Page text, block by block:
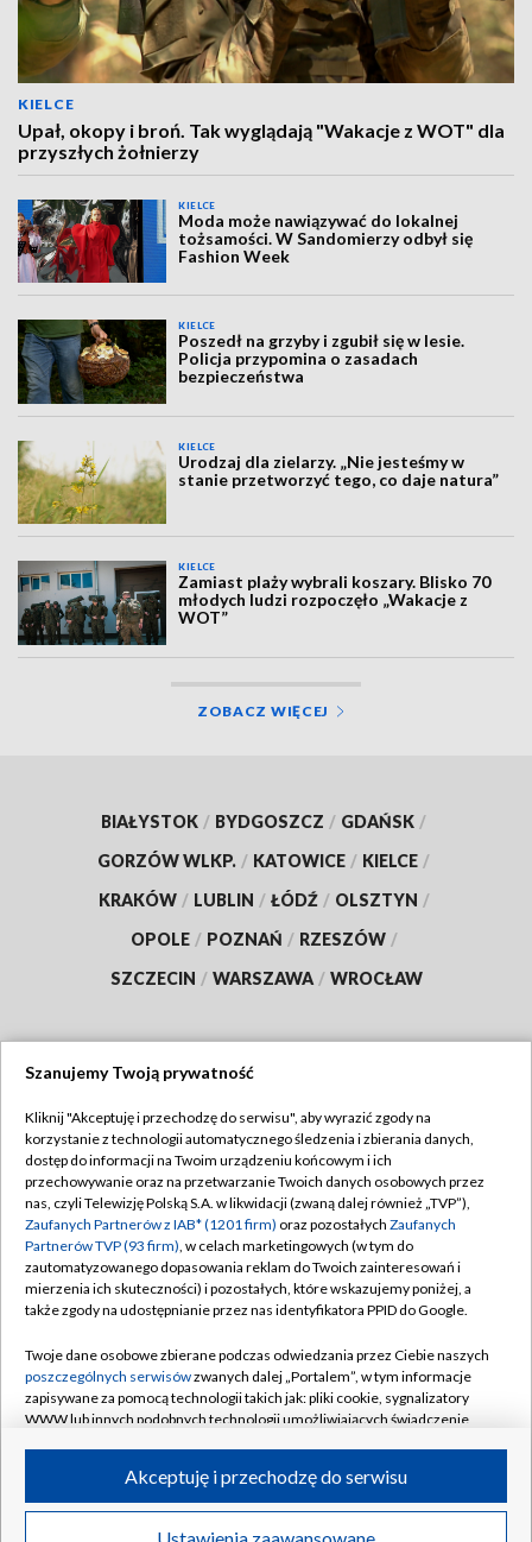
KIELCE
Upał, okopy i broń. Tak wyglądają "Wakacje z WOT" dla
przyszłych żołnierzy
KIELCE
Moda może nawiązywać do lokalnej
tożsamości. W Sandomierzy odbył się
Fashion Week
KIELCE
Poszedł na grzyby i zgubił się w lesie.
Policja przypomina o zasadach
bezpieczeństwa
KIELCE
Urodzaj dla zielarzy. „Nie jesteśmy w
stanie przetworzyć tego, co daje natura”
KIELCE
Zamiast plaży wybrali koszary. Blisko 70
młodych ludzi rozpoczęło „Wakacje z
WOT”
ZOBACZ WIĘCEJ
BIAŁYSTOK / BYDGOSZCZ / GDAŃSK /
GORZÓW WLKP. / KATOWICE / KIELCE /
KRAKÓW / LUBLIN / ŁÓDŹ / OLSZTYN /
OPOLE / POZNAŃ / RZESZÓW /
SZCZECIN / WARSZAWA / WROCŁAW
TVP
Abonament TVP
Emisja w TVP
Centrum informacji TVP
Naziemna Telewizja Cyfrowa
Rada Programowa
System NOS
Informacje o nadawcy
Program dla prasy
Regulamin TVP
Polityka prywatności
Moje zgody
Pomoc
Kontakt
Kanały
©2026 Telewizja Polska S.A. w likwidacji
Szanujemy Twoją prywatność
Kliknij "Akceptuję i przechodzę do serwisu", aby wyrazić zgody na
korzystanie z technologii automatycznego śledzenia i zbierania danych,
dostęp do informacji na Twoim urządzeniu końcowym i ich
przechowywanie oraz na przetwarzanie Twoich danych osobowych przez
nas, czyli Telewizję Polską S.A. w likwidacji (zwaną dalej również „TVP”),
Zaufanych Partnerów z IAB* (1201 firm) oraz pozostałych Zaufanych
Partnerów TVP (93 firm), w celach marketingowych (w tym do
zautomatyzowanego dopasowania reklam do Twoich zainteresowań i
mierzenia ich skuteczności) i pozostałych, które wskazujemy poniżej, a
także zgody na udostępnianie przez nas identyfikatora PPID do Google.
Twoje dane osobowe zbierane podczas odwiedzania przez Ciebie naszych
poszczególnych serwisówzwanych dalej „Portalem”, w tym informacje
zapisywane za pomocą technologii takich jak: pliki cookie, sygnalizatory
WWW lub innych podobnych technologii umożliwiających świadczenie
ruchu w Internecie.
Twoje dane osobowe zbierane podczas odwiedzania przez Ciebie
Akceptuję i przechodzę do serwisu